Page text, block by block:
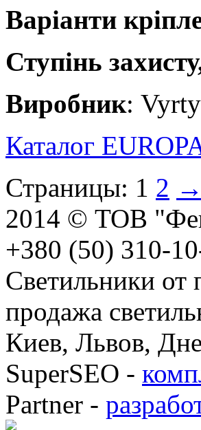
Варіанти
Ступінь
Виробник:
Каталог
Страницы: 1 2 →
2014 © ТОВ
+380 (50) 310-
Светильники от
продажа
Киев, Львов,
SuperSEO -
Partner -